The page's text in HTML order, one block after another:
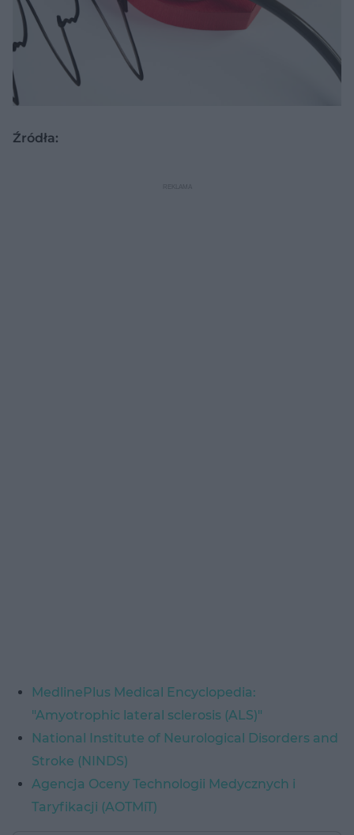
Źródła:
MedlinePlus Medical Encyclopedia:
"Amyotrophic lateral sclerosis (ALS)"
National Institute of Neurological Disorders and
Stroke (NINDS)
Agencja Oceny Technologii Medycznych i
Taryfikacji (AOTMiT)